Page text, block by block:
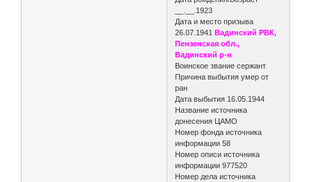
__.__.1923
Дата и место призыва
26.07.1941 Вадинский РВК,
Пензенская обл.,
Вадинский р-н
Воинское звание сержант
Причина выбытия умер от
ран
Дата выбытия 16.05.1944
Название источника
донесения ЦАМО
Номер фонда источника
информации 58
Номер описи источника
информации 977520
Номер дела источника